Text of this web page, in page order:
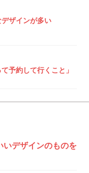
ザインが多い
予約して行くこと」
デザインのものを